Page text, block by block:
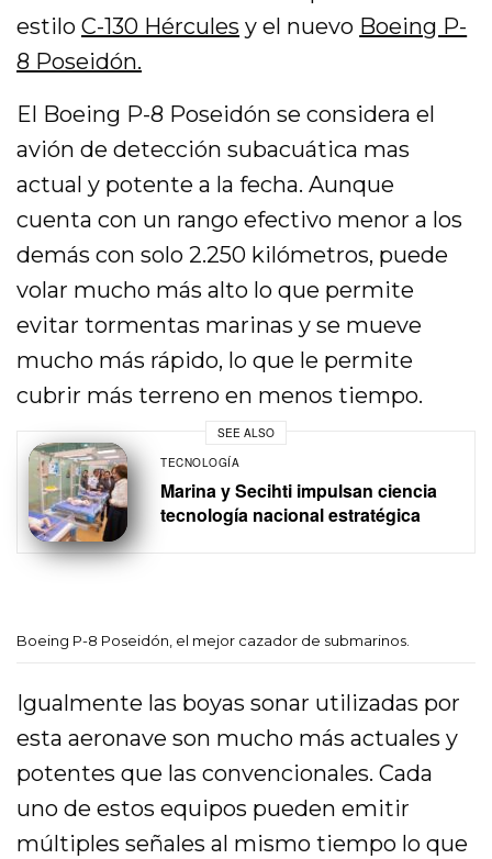
estiloC-130 Hércules y el nuevo Boeing P-
8 Poseidón.
El Boeing P-8 Poseidón se considera el
avión de detección subacuática mas
actual y potente a la fecha. Aunque
cuenta con un rango efectivo menor a los
demás con solo 2.250 kilómetros, puede
volar mucho más alto lo que permite
evitar tormentas marinas y se mueve
mucho más rápido, lo que le permite
cubrir más terreno en menos tiempo.
SEE ALSO
TECNOLOGÍA
Marina y Secihti impulsan ciencia
tecnología nacional estratégica
Boeing P-8 Poseidón, el mejor cazador de submarinos.
Igualmente las boyas sonar utilizadas por
esta aeronave son mucho más actuales y
potentes que las convencionales. Cada
uno de estos equipos pueden emitir
múltiples señales al mismo tiempo lo que